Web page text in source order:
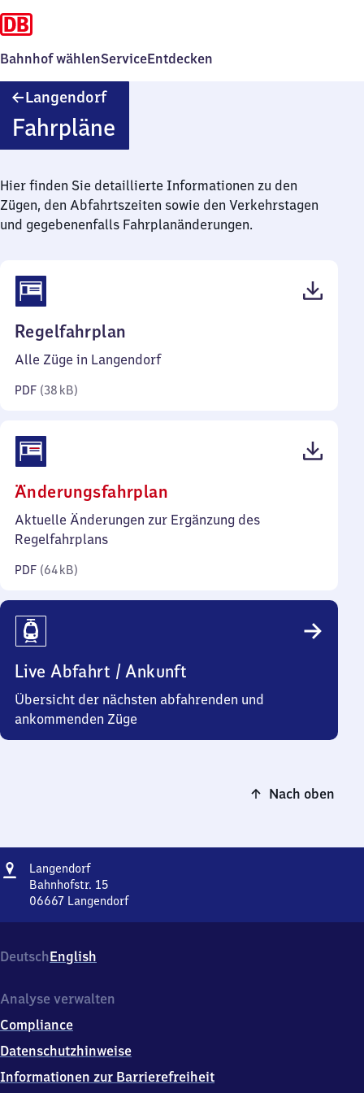
Bahnhof wählenServiceEntdecken
LangendorfLangendorf
Fahrpläne
Hier finden Sie detaillierte Informationen zu den
Zügen, den Abfahrtszeiten sowie den Verkehrstagen
und gegebenenfalls Fahrplanänderungen.
Regelfahrplan
38
Alle Züge in Langendorf
PDF (38 kB)
Änderungsfahrplan
64
Aktuelle Änderungen zur Ergänzung des
Regelfahrplans
PDF (64 kB)
Live Abfahrt / Ankunft
Übersicht der nächsten abfahrenden und
ankommenden Züge
Nach oben
Adresse
LangendorfLangendorf
Bahnhofstr. 15
06667 Langendorf
15,
0
6
7
Langendorf
DeutschEnglish
Analyse verwalten
Compliance
Datenschutzhinweise
Informationen zur Barrierefreiheit